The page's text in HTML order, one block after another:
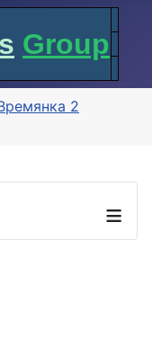
Group
2
≡